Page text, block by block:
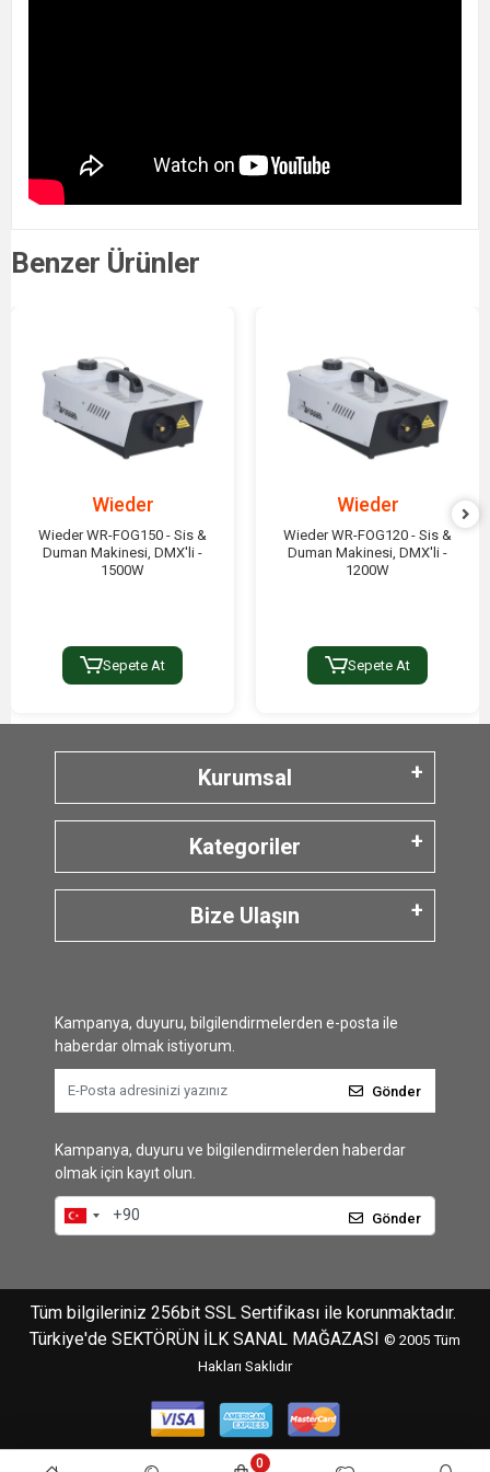
Benzer Ürünler
Wieder
Wieder WR-FOG150 - Sis &
Duman Makinesi, DMX'li -
1500W
Sepete At
Wieder
Wieder WR-FOG120 - Sis &
Duman Makinesi, DMX'li -
1200W
Sepete At
Kurumsal
Kategoriler
Bize Ulaşın
Kampanya, duyuru, bilgilendirmelerden e-posta ile
haberdar olmak istiyorum.
Gönder
Kampanya, duyuru ve bilgilendirmelerden haberdar
olmak için kayıt olun.
Gönder
Tüm bilgileriniz 256bit SSL Sertifikası ile korunmaktadır.
Türkiye'de SEKTÖRÜN İLK SANAL MAĞAZASI © 2005 Tüm
Hakları Saklıdır
0